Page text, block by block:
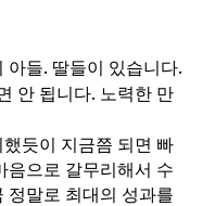
아들. 딸들이 있습니다.
안 됩니다. 노력한 만
듯이 지금쯤 되면 빠
음으로 갈무리해서 수
정말로 최대의 성과를